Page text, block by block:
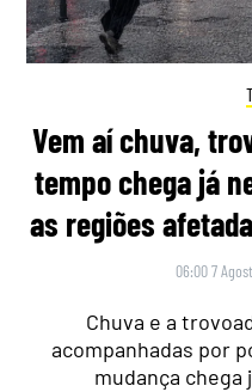
Vem aí chuva,
tempo chega já
as regiões
06:00 7
Chuva e a
acompanhadas por
mudança chega